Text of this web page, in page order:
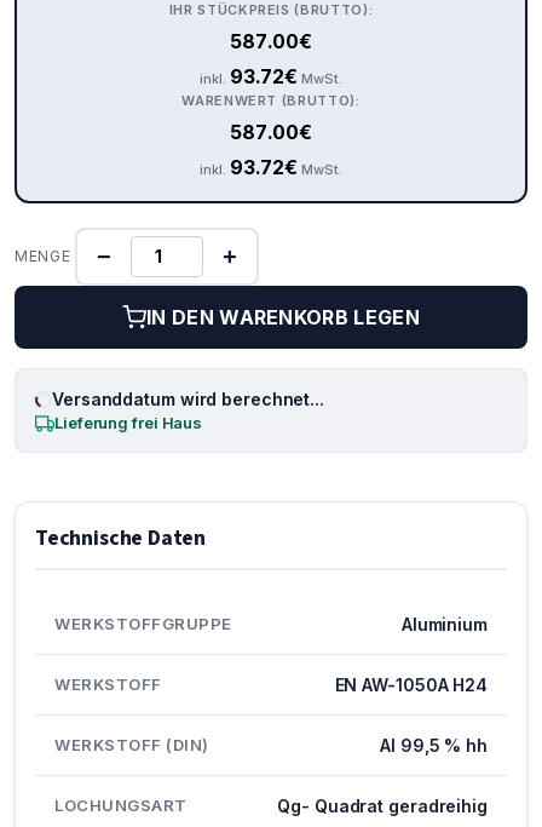
IHR STÜCKPREIS (BRUTTO):
587.00€
inkl. 93.72€ MwSt.
WARENWERT (BRUTTO):
587.00€
inkl. 93.72€ MwSt.
MENGE − +
IN DEN WARENKORB LEGEN
Versanddatum wird berechnet...
Lieferung frei Haus
Technische Daten
WERKSTOFFGRUPPE Aluminium
WERKSTOFF EN AW-1050A H24
WERKSTOFF (DIN) Al 99,5 % hh
LOCHUNGSART Qg- Quadrat geradreihig